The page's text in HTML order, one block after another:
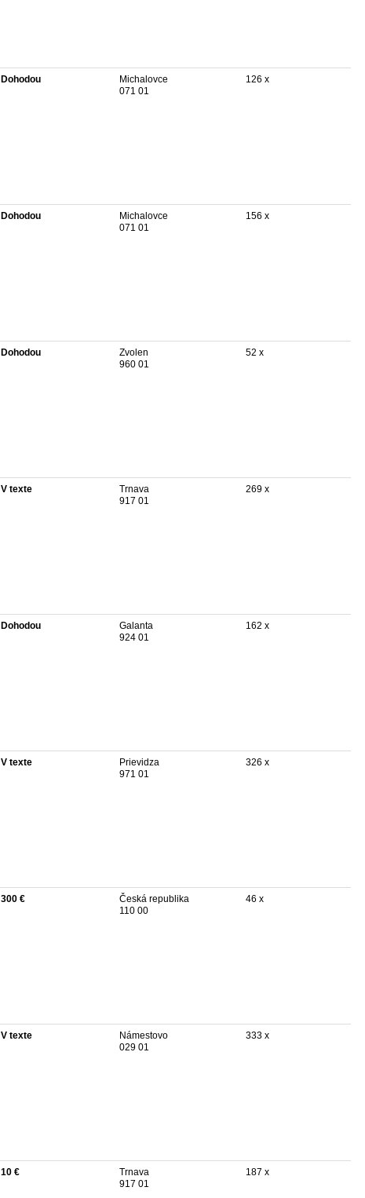
Dohodou
Michalovce
071 01
126 x
Dohodou
Michalovce
071 01
156 x
Dohodou
Zvolen
960 01
52 x
V texte
Trnava
917 01
269 x
Dohodou
Galanta
924 01
162 x
V texte
Prievidza
971 01
326 x
300 €
Česká republika
110 00
46 x
V texte
Námestovo
029 01
333 x
10 €
Trnava
917 01
187 x